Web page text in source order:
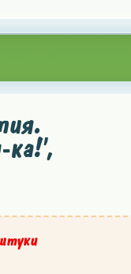
ка!',